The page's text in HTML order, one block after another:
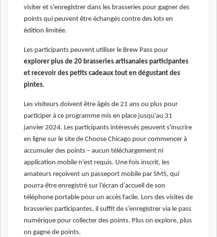
visiter et s'enregistrer dans les brasseries pour gagner des
points qui peuvent être échangés contre des lots en
édition limitée.
Les participants peuvent utiliser le Brew Pass pour
explorer plus de 20 brasseries artisanales participantes
et recevoir des petits cadeaux tout en dégustant des
pintes.
Les visiteurs doivent être âgés de 21 ans ou plus pour
participer à ce programme mis en place jusqu'au 31
janvier 2024. Les participants intéressés peuvent s'inscrire
en ligne sur le site de Choose Chicago pour commencer à
accumuler des points – aucun téléchargement ni
application mobile n'est requis. Une fois inscrit, les
amateurs reçoivent un passeport mobile par SMS, qui
pourra être enregistré sur l’écran d’accueil de son
téléphone portable pour un accès facile. Lors des visites de
brasseries participantes, il suffit de s’enregistrer via le pass
numérique pour collecter des points. Plus on explore, plus
on gagne de points.